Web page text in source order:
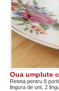
Oua umplute
Reteta pentru 8
lingura de unt, 2